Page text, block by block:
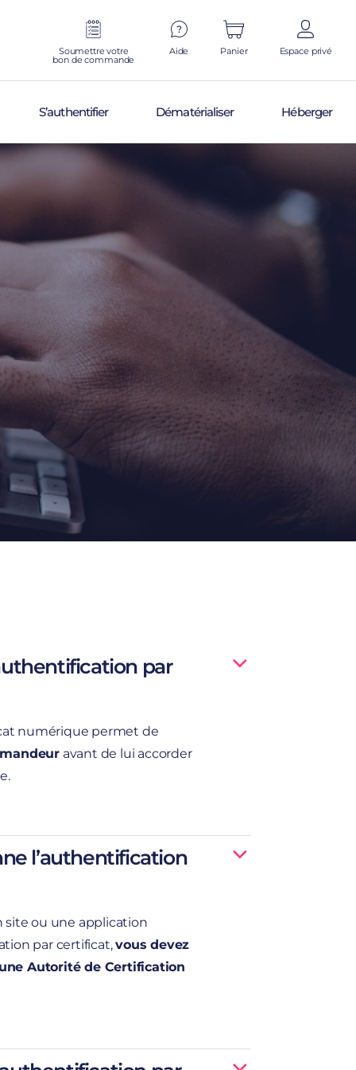
Soumettre votre
bon de commande
Aide Panier Espace privé
S’authentifier Dématérialiser Héberger
par
numérique permet de
avant de lui accorder
l’authentification
site ou une application
par certificat,vous devez
Autorité de Certification